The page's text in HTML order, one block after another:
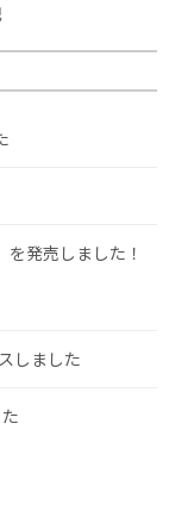
発売しました！
しました